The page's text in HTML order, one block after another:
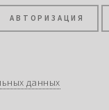
АВТОРИЗАЦИЯ
данных